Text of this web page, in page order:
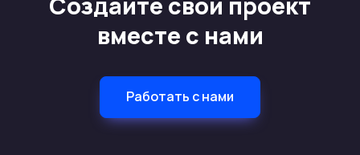
вместе с нами
Работать с нами